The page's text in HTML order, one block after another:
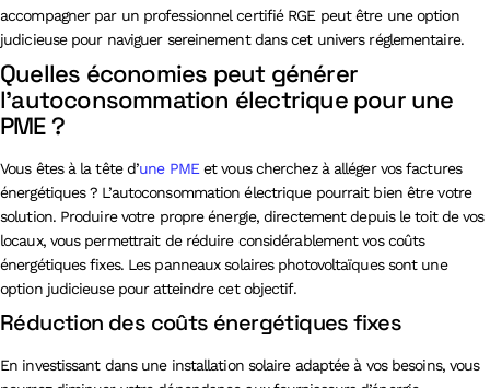
accompagner par un professionnel certifié RGE peut être une option
judicieuse pour naviguer sereinement dans cet univers réglementaire.
Quelles économies peut générer
l’autoconsommation électrique pour une
PME ?
Vous êtes à la tête d’une PMEet vous cherchez à alléger vos factures
énergétiques ? L’autoconsommation électrique pourrait bien être votre
solution. Produire votre propre énergie, directement depuis le toit de vos
locaux, vous permettrait de réduire considérablement vos coûts
énergétiques fixes. Les panneaux solaires photovoltaïques sont une
option judicieuse pour atteindre cet objectif.
Réduction des coûts énergétiques fixes
En investissant dans une installation solaire adaptée à vos besoins, vous